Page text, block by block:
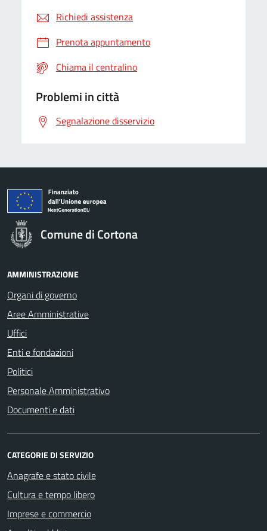
Richiedi assistenza
Prenota appuntamento
Chiama il centralino
Problemi in città
Segnalazione disservizio
Comune di Cortona
AMMINISTRAZIONE
Organi di governo
Aree Amministrative
Uffici
Enti e fondazioni
Politici
Personale Amministrativo
Documenti e dati
CATEGORIE DI SERVIZIO
Anagrafe e stato civile
Cultura e tempo libero
Imprese e commercio